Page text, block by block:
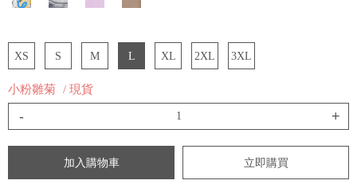
XS S M L XL 2XL 3XL
小粉雛菊 / 現貨
- +
加入購物車 立即購買